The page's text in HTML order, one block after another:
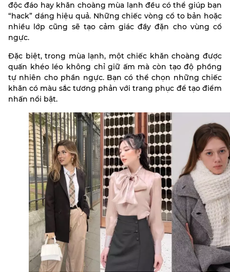
độc đáo hay khăn choàng mùa lạnh đều có thể giúp bạn
“hack” dáng hiệu quả. Những chiếc vòng cổ to bản hoặc
nhiều lớp cũng sẽ tạo cảm giác đầy đặn cho vùng cổ
ngực.
Đặc biệt, trong mùa lạnh, một chiếc khăn choàng được
quấn khéo léo không chỉ giữ ấm mà còn tạo độ phồng
tự nhiên cho phần ngực. Bạn có thể chọn những chiếc
khăn có màu sắc tương phản với trang phục để tạo điểm
nhấn nổi bật.